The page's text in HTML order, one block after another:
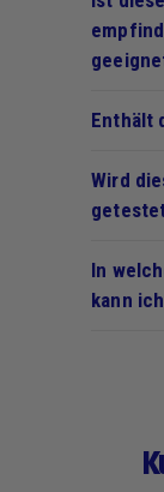
Enthält
Wird
In
kann